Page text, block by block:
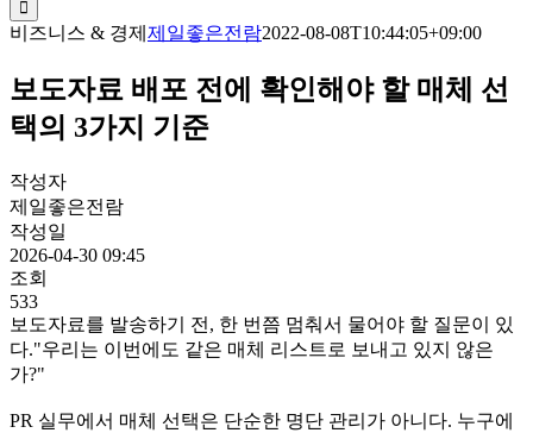
비즈니스 & 경제 제일좋은전람2022-08-08T10:44:05+09:00
보도자료 배포 전에 확인해야 할 매체 선
택의 3가지 기준
작성자
제일좋은전람
작성일
2026-04-30 09:45
조회
533
보도자료를 발송하기 전, 한 번쯤 멈춰서 물어야 할 질문이 있
다."우리는 이번에도 같은 매체 리스트로 보내고 있지 않은
가?"
PR 실무에서 매체 선택은 단순한 명단 관리가 아니다. 누구에